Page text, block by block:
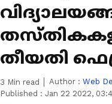
തീയതി
3 Min read Author : Web
Published : Jan 22 2022,